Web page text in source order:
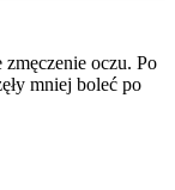
oczu. Po
mniej boleć po